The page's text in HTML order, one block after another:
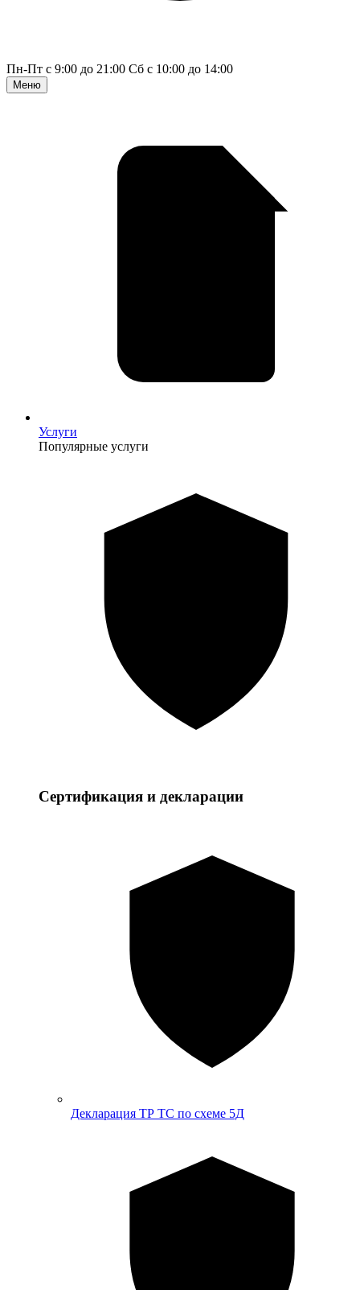
Пн-Пт с 9:00 до 21:00 Сб с 10:00 до 14:00
Меню
Услуги
Популярные услуги
Сертификация и декларации
Декларация ТР ТС по схеме 5Д